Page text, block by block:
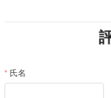
*氏名